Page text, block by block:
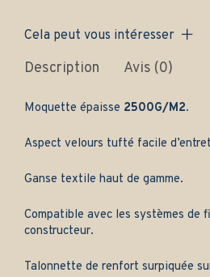
Cela peut vous intéresser
Description Avis (0)
Moquette épaisse 2500G/M2.
Aspect velours tufté facile
Ganse textile haut de gamme.
Compatible avec les systèmes de
constructeur.
Talonnette de renfort surpiquée